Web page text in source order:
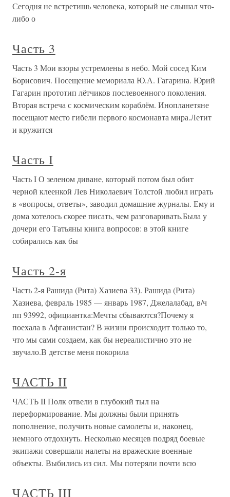
Сегодня не встретишь человека, который не слышал что-
либо о
Часть 3
Часть 3 Мои взоры устремлены в небо. Мой сосед Ким
Борисович. Посещение мемориала Ю.А. Гагарина. Юрий
Гагарин прототип лётчиков послевоенного поколения.
Вторая встреча с космическим кораблём. Инопланетяне
посещают место гибели первого космонавта мира.Летит
и кружится
Часть I
Часть I О зеленом диване, который потом был обит
черной клеенкой Лев Николаевич Толстой любил играть
в «вопросы, ответы», заводил домашние журналы. Ему и
дома хотелось скорее писать, чем разговаривать.Была у
дочери его Татьяны книга вопросов: в этой книге
собирались как бы
Часть 2-я
Часть 2-я Рашида (Рита) Хазиева 33). Рашида (Рита)
Хазиева, февраль 1985 — январь 1987, Джелалабад, в/ч
пп 93992, официантка:Мечты сбываются?Почему я
поехала в Афганистан? В жизни происходит только то,
что мы сами создаем, как бы нереалистично это не
звучало.В детстве меня покорила
ЧАСТЬ II
ЧАСТЬ II Полк отвели в глубокий тыл на
переформирование. Мы должны были принять
пополнение, получить новые самолеты и, наконец,
немного отдохнуть. Несколько месяцев подряд боевые
экипажи совершали налеты на вражеские военные
объекты. Выбились из сил. Мы потеряли почти всю
ЧАСТЬ III